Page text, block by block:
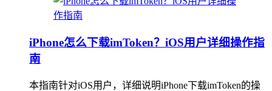
iPhone怎么下载imToken？iOS用户详细操作指
南
本指南针对iOS用户，详细说明iPhone下载imToken的操